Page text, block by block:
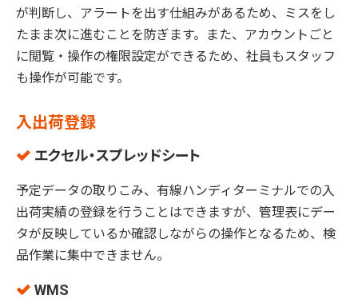
が判断し、アラートを出す仕組みがあるため、ミスをし
たまま次に進むことを防ぎます。また、アカウントごと
に閲覧・操作の権限設定ができるため、社員もスタッフ
も操作が可能です。
入出荷登録
エクセル・スプレッドシート
予定データの取りこみ、有線ハンディターミナルでの入
出荷実績の登録を行うことはできますが、管理表にデー
タが反映しているか確認しながらの操作となるため、検
品作業に集中できません。
WMS